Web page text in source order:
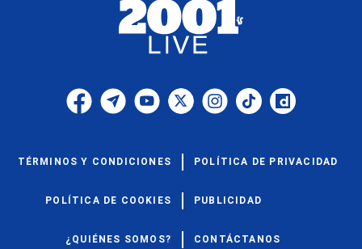
TÉRMINOS Y CONDICIONES POLÍTICA DE PRIVACIDAD
POLÍTICA DE COOKIES PUBLICIDAD
¿QUIÉNES SOMOS? CONTÁCTANOS